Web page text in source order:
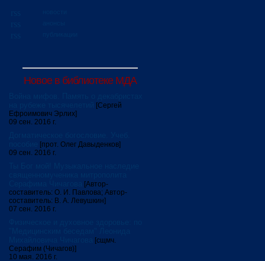
Новое в библиотеке МДА
[Сергей
Ефроимович Эрлих]
09 сен. 2016 г.
[прот. Олег Давыденков]
09 сен. 2016 г.
[Автор-
составитель: О. И. Павлова; Автор-
составитель: В. А. Левушкин]
07 сен. 2016 г.
[сщмч.
Серафим (Чичагов)]
10 мая. 2016 г.